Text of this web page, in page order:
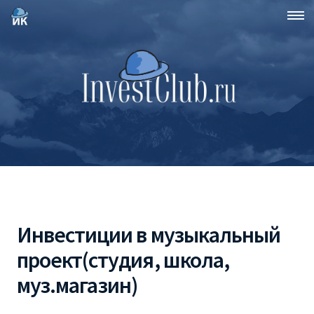
Инвестиции в музыкальный
проект(студия, школа,
муз.магазин)